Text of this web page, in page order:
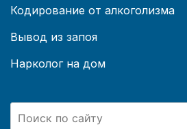
Кодирование от алкоголизма
Вывод из запоя
Нарколог на дом